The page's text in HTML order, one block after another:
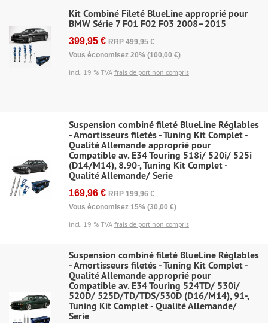
Kit Combiné Fileté BlueLine approprié pour
BMW Série 7 F01 F02 F03 2008–2015
399,95 € RRP 499,95 €
Vous économisez 20% (100,00 €)
incl. 19 % TVA frais de port non compris
Suspension combiné fileté BlueLine Réglables
- Amortisseurs filetés - Tuning Kit Complet -
Qualité Allemande approprié pour
Compatible av. E34 Touring 518i/ 520i/ 525i
(D14/M14), 8.90-, Tuning Kit Complet -
Qualité Allemande/ Serie
169,96 € RRP 199,96 €
Vous économisez 15% (30,00 €)
incl. 19 % TVA frais de port non compris
Suspension combiné fileté BlueLine Réglables
- Amortisseurs filetés - Tuning Kit Complet -
Qualité Allemande approprié pour
Compatible av. E34 Touring 524TD/ 530i/
520D/ 525D/TD/TDS/530D (D16/M14), 91-,
Tuning Kit Complet - Qualité Allemande/
Serie